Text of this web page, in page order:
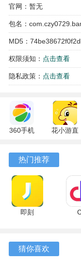
官网：暂无
包名：
MD5：
权限须知： 点击查看
隐私政策： 点击查看
360手机
10.13.27
最新版
花小游直
17.9.56
热门推荐
即刻
猜你喜欢